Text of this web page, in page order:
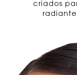
criados